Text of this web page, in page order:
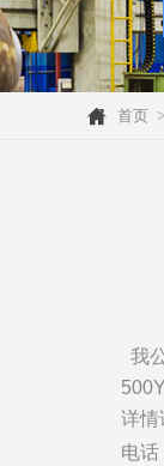
首页 >
我
500Y
详情
电话